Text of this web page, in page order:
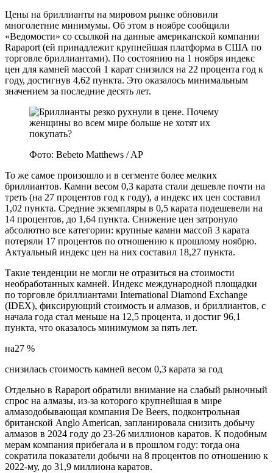
Цены на бриллианты на мировом рынке обновили
многолетние минимумы. Об этом в ноябре сообщили
«Ведомости» со ссылкой на данные американской компании
Rapaport (ей принадлежит крупнейшая платформа в США по
торговле бриллиантами). По состоянию на 1 ноября индекс
цен для камней массой 1 карат снизился на 22 процента год к
году, достигнув 4,62 пункта. Это оказалось минимальным
значением за последние десять лет.
Фото: Bebeto Matthews / AP
То же самое произошло и в сегменте более мелких
бриллиантов. Камни весом 0,3 карата стали дешевле почти на
треть (на 27 процентов год к году), а индекс их цен составил
1,02 пункта. Средние экземпляры в 0,5 карата подешевели на
14 процентов, до 1,64 пункта. Снижение цен затронуло
абсолютно все категории: крупные камни массой 3 карата
потеряли 17 процентов по отношению к прошлому ноябрю.
Актуальный индекс цен на них составил 18,27 пункта.
Такие тенденции не могли не отразиться на стоимости
необработанных камней. Индекс международной площадки
по торговле бриллиантами International Diamond Exchange
(IDEX), фиксирующий стоимость и алмазов, и бриллиантов, с
начала года стал меньше на 12,5 процента, и достиг 96,1
пункта, что оказалось минимумом за пять лет.
на27 %
снизилась стоимость камней весом 0,3 карата за год
Отдельно в Rapaport обратили внимание на слабый рыночный
спрос на алмазы, из-за которого крупнейшая в мире
алмазодобывающая компания De Beers, подконтрольная
британской Anglo American, запланировала снизить добычу
алмазов в 2024 году до 23-26 миллионов каратов. К подобным
мерам компания прибегала и в прошлом году: тогда она
сократила показатели добычи на 8 процентов по отношению к
2022-му, до 31,9 миллиона каратов.